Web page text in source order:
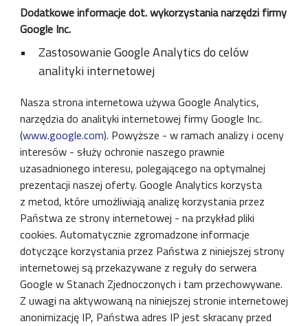
Dodatkowe informacje dot. wykorzystania narzędzi firmy
Google Inc.
Zastosowanie Google Analytics do celów
analityki internetowej
Nasza strona internetowa używa Google Analytics,
narzędzia do analityki internetowej firmy Google Inc.
(www.google.com). Powyższe - w ramach analizy i oceny
interesów - służy ochronie naszego prawnie
uzasadnionego interesu, polegającego na optymalnej
prezentacji naszej oferty. Google Analytics korzysta
z metod, które umożliwiają analizę korzystania przez
Państwa ze strony internetowej - na przykład pliki
cookies. Automatycznie zgromadzone informacje
dotyczące korzystania przez Państwa z niniejszej strony
internetowej są przekazywane z reguły do serwera
Google w Stanach Zjednoczonych i tam przechowywane.
Z uwagi na aktywowaną na niniejszej stronie internetowej
anonimizację IP, Państwa adres IP jest skracany przed